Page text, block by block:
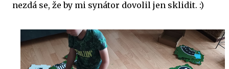
nezdá se, že by mi synátor dovolil jen sklidit. :)